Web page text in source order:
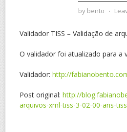
by bento ⋅
Validador TISS – Validação de
O validador foi atualizado para a
Validador: http://
Post original: http://
arquivos-xml-tiss-3-02-00-ans-